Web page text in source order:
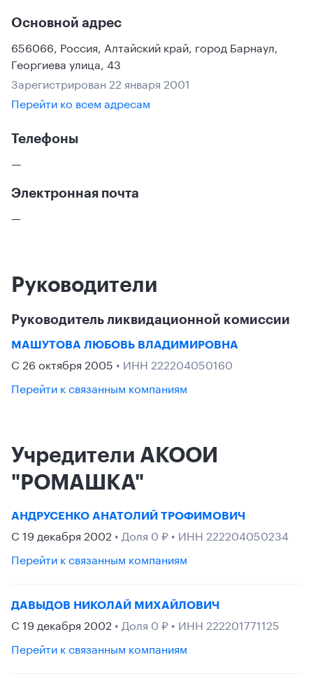
Основной адрес
656066, Россия, Алтайский край, город Барнаул,
Георгиева улица, 43
Зарегистрирован 22 января 2001
Перейти ко всем адресам
Телефоны
—
Электронная почта
—
Руководители
Руководитель ликвидационной комиссии
МАШУТОВА ЛЮБОВЬ ВЛАДИМИРОВНА
С 26 октября 2005 • ИНН 222204050160
Перейти к связанным компаниям
Учредители АКООИ
"РОМАШКА"
АНДРУСЕНКО АНАТОЛИЙ ТРОФИМОВИЧ
С 19 декабря 2002 • Доля 0 ₽ • ИНН 222204050234
Перейти к связанным компаниям
ДАВЫДОВ НИКОЛАЙ МИХАЙЛОВИЧ
С 19 декабря 2002 • Доля 0 ₽ • ИНН 222201771125
Перейти к связанным компаниям